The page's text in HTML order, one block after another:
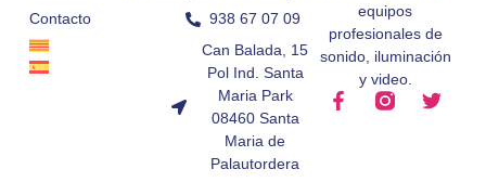
equipos
profesionales de
sonido, iluminación
y video.
Contacto
938 67 07 09
Can Balada, 15
Pol Ind. Santa
Maria Park
08460 Santa
Maria de
Palautordera